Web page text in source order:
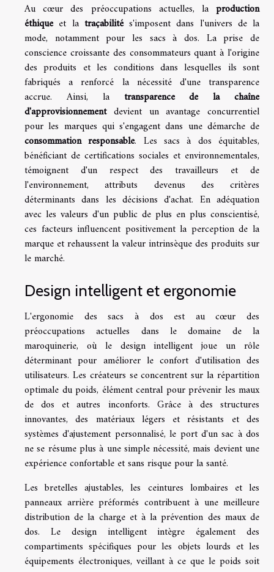
Au cœur des préoccupations actuelles, la production
éthiqueet la traçabilités'imposent dans l'univers de la
mode, notamment pour les sacs à dos. La prise de
conscience croissante des consommateurs quant à l'origine
des produits et les conditions dans lesquelles ils sont
fabriqués a renforcé la nécessité d'une transparence
accrue. Ainsi, la transparence de la chaîne
d'approvisionnementdevient un avantage concurrentiel
pour les marques qui s'engagent dans une démarche de
consommation responsable. Les sacs à dos équitables,
bénéficiant de certifications sociales et environnementales,
témoignent d'un respect des travailleurs et de
l'environnement, attributs devenus des critères
déterminants dans les décisions d'achat. En adéquation
avec les valeurs d'un public de plus en plus conscientisé,
ces facteurs influencent positivement la perception de la
marque et rehaussent la valeur intrinsèque des produits sur
le marché.
Design intelligent et ergonomie
L'ergonomie des sacs à dos est au cœur des
préoccupations actuelles dans le domaine de la
maroquinerie, où le design intelligent joue un rôle
déterminant pour améliorer le confort d'utilisation des
utilisateurs. Les créateurs se concentrent sur la répartition
optimale du poids, élément central pour prévenir les maux
de dos et autres inconforts. Grâce à des structures
innovantes, des matériaux légers et résistants et des
systèmes d'ajustement personnalisé, le port d'un sac à dos
ne se résume plus à une simple nécessité, mais devient une
expérience confortable et sans risque pour la santé.
Les bretelles ajustables, les ceintures lombaires et les
panneaux arrière préformés contribuent à une meilleure
distribution de la charge et à la prévention des maux de
dos. Le design intelligent intègre également des
compartiments spécifiques pour les objets lourds et les
équipements électroniques, veillant à ce que le poids soit